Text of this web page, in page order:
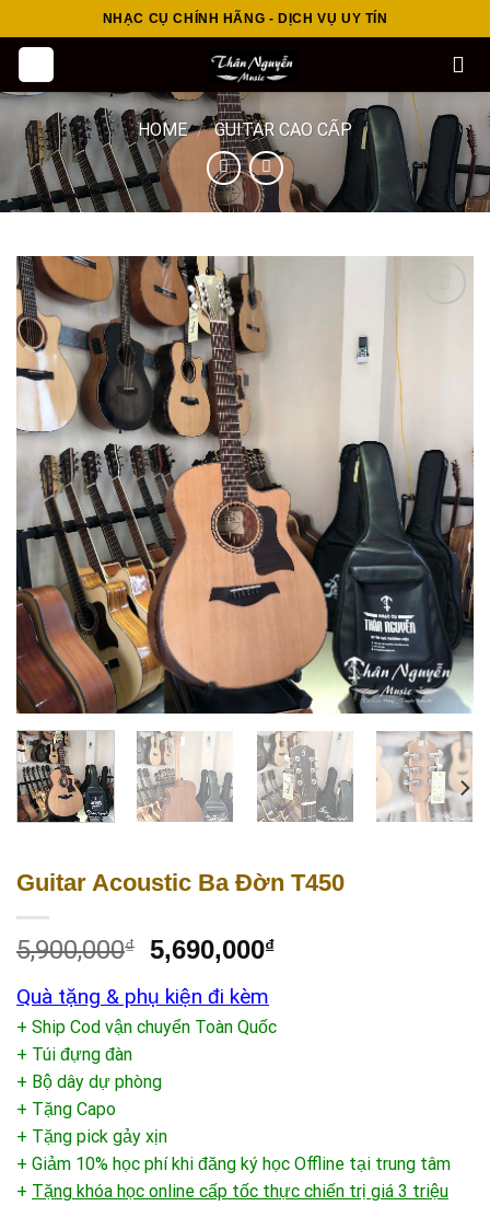
to
NHẠC CỤ CHÍNH HÃNG - DỊCH VỤ UY TÍN
HOME / GUITAR CAO CẤP
Guitar Acoustic Ba Đờn T450
5,900,000₫ 5,690,000₫
Quà tặng & phụ kiện đi kèm
+ Ship Cod vận chuyển Toàn Quốc
+ Túi đựng đàn
+ Bộ dây dự phòng
+ Tặng Capo
+ Tặng pick gảy xịn
+ Giảm 10% học phí khi đăng ký học Offline tại trung tâm
+ Tặng khóa học online cấp tốc thực chiến trị giá 3 triệu